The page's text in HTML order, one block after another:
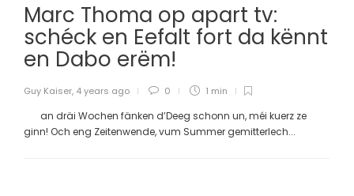
Marc Thoma op apart tv:
schéck en Eefalt fort da kënnt
en Dabo erëm!
Guy Kaiser, 4 years ago 0 1 min
an dräi Wochen fänken d’Deeg schonn un, méi kuerz ze
ginn! Och eng Zeitenwende, vum Summer gemitterlech...